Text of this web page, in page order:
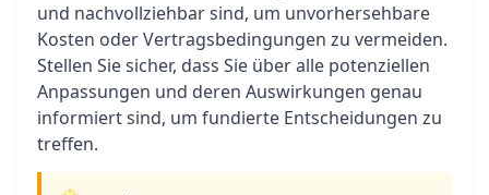
und nachvollziehbar sind, um unvorhersehbare
Kosten oder Vertragsbedingungen zu vermeiden.
Stellen Sie sicher, dass Sie über alle potenziellen
Anpassungen und deren Auswirkungen genau
informiert sind, um fundierte Entscheidungen zu
treffen.